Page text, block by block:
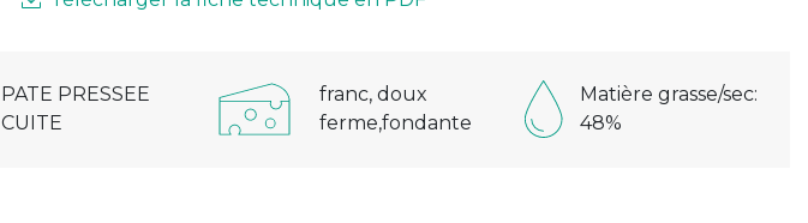
PATE PRESSEE
CUITE
franc, doux
ferme,fondante
Matière grasse/sec:
48%